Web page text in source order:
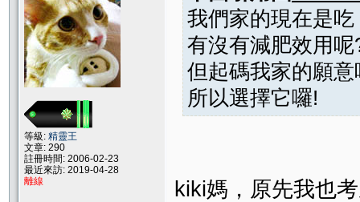
等級: 精靈王
文章: 290
註冊時間: 2006-02-23
最近來訪: 2019-04-28
離線
我們家的現在是
有沒有減肥效用
但起碼我家的願
所以選擇它囉!
kiki媽，原先我也